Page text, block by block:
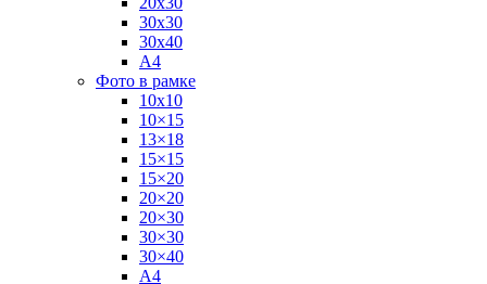
30х30
30х40
А4
Фото в рамке
10х10
10×15
13×18
15×15
15×20
20×20
20×30
30×30
30×40
A4